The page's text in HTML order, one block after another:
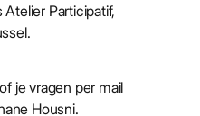
Participatif,
je vragen per mail
Housni.